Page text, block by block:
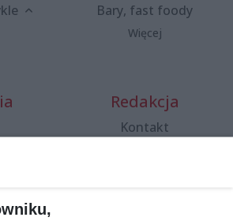
Bary, fast foody
Więcej
Redakcja
Kontakt